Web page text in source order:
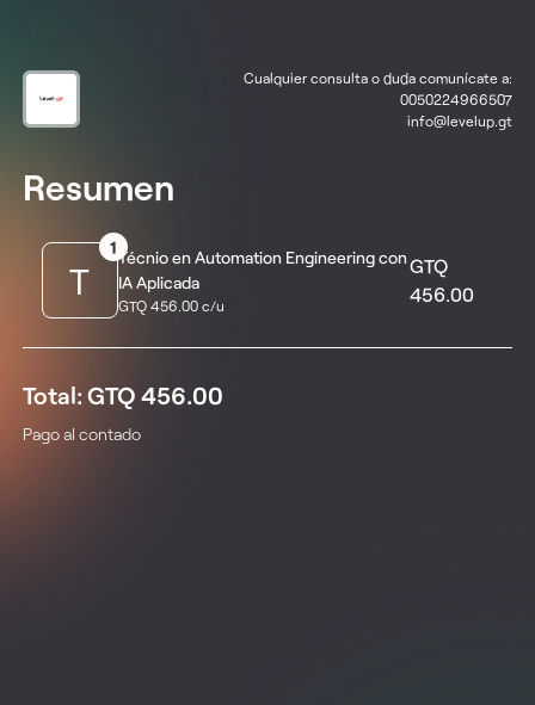
Cualquier consulta o duda comunícate a:
0050224966507
info@levelup.gt
Resumen
T
1Técnio en Automation Engineering con
IA Aplicada
GTQ 456.00 c/u
GTQ
456.00
Total: GTQ 456.00
Pago al contado